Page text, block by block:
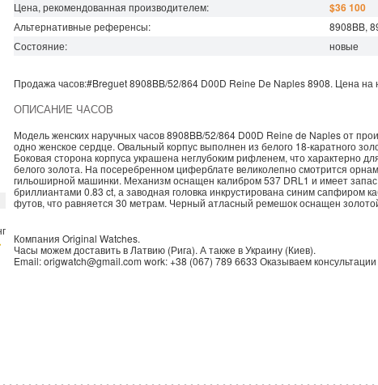
Цена, рекомендованная производителем:
$36 100
Альтернативные референсы:
8908BB,
Состояние:
новые
Продажа часов:#Breguet8908BB/52/864 D00D Reine De Naples8908. Цена на
ОПИСАНИЕ ЧАСОВ
Модель женских наручных часов 8908BB/52/864 D00D Reine de Naples от
одно женское сердце. Овальный корпус выполнен из белого 18-каратного
Боковая сторона корпуса украшена неглубоким рифленем, что характерно
белого золота. На посеребренном циферблате великолепно смотрится
гильоширной машинки. Механизм оснащен калибром 537 DRL1 и имеет
бриллиантами 0.83 ct, а заводная головка инкрустирована синим сапфиром
футов, что равняется 30 метрам. Черный атласный ремешок оснащен
Компания Original Watches.
Часы можем доставить в Латвию (Рига). А также вУкраину (Киев).
Email:origwatch@gmail.com work:+38 (067) 789 6633 Оказываем консультации